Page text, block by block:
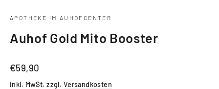
APOTHEKE IM AUHOFCENTER
Auhof Gold Mito Booster
Normaler
Preis
€59,90
inkl. MwSt. zzgl. Versandkosten